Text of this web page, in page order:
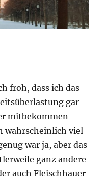
froh, dass ich das
gar
mitbekommen
wahrscheinlich viel
war ja, aber das
ganz andere
auch Fleischhauer